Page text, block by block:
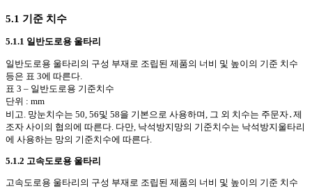
5.1 기준 치수
5.1.1 일반도로용 울타리
일반도로용 울타리의 구성 부재로 조립된 제품의 너비 및 높이의 기준 치수
등은 표 3에 따른다.
표 3 – 일반도로용 기준치수
단위 : mm
비고. 망눈치수는 50, 56및 58을 기본으로 사용하며, 그 외 치수는 주문자․ 제
조자 사이의 협의에 따른다. 다만, 낙석방지망의 기준치수는 낙석방지울타리
에 사용하는 망의 기준치수에 따른다.
5.1.2 고속도로용 울타리
고속도로용 울타리의 구성 부재로 조립된 제품의 너비 및 높이의 기준 치수